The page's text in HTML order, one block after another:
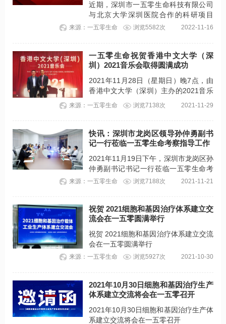
近期，深圳市一五零生命科技有限公司
与北京大学深圳医院合作的科研项目
《干细胞治疗自身免疫性疾病的基础研
来源：一五零生命 浏览5582次 2022-11-16
一五零生命祝贺香港中文大学（深
圳）2021音乐会取得圆满成功
2021年11月28日（星期日）晚7点，由
香港中文大学（深圳）主办的2021音乐
会及欢迎酒会在深圳音乐厅顺利举行。
来源：一五零生命 浏览7138次 2021-11-29
快讯：深圳市龙岗区领导孙仲勇副书
记一行莅临一五零生命考察指导工作
2021年11月19日下午，深圳市龙岗区孙
仲勇副书记书记一行莅临一五零生命考
察指导工作。
来源：一五零生命 浏览7188次 2021-11-21
祝贺 2021细胞和基因治疗体系建立交
流会在一五零圆满举行
祝贺 2021细胞和基因治疗体系建立交流
会在一五零圆满举行
来源：一五零生命 浏览5927次 2021-10-30
2021年10月30日细胞和基因治疗生产
体系建立交流将会在一五零召开
2021年10月30日细胞和基因治疗生产体
系建立交流将会在一五零召开